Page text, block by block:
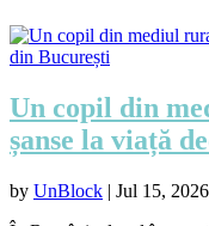
Un copil din
șanse la viață
by UnBlock | Jul 15, 2026